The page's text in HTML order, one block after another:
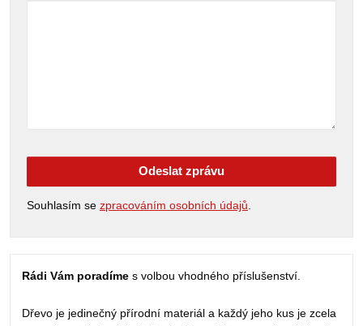
Odeslat zprávu
Souhlasím se zpracováním osobních údajů
Rádi Vám poradíme s volbou vhodného příslušenství.
Dřevo je jedinečný přírodní materiál a každý jeho kus je zcela